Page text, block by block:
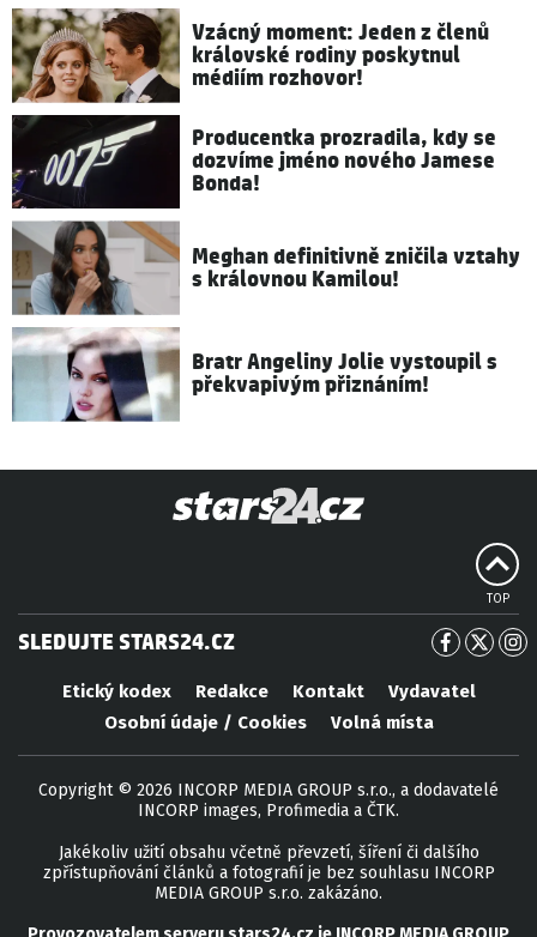
Vzácný moment: Jeden z členů
královské rodiny poskytnul
médiím rozhovor!
Producentka prozradila, kdy se
dozvíme jméno nového Jamese
Bonda!
Meghan definitivně zničila vztahy
s královnou Kamilou!
Bratr Angeliny Jolie vystoupil s
překvapivým přiznáním!
TOP
SLEDUJTE STARS24.CZ
Etický kodex Redakce Kontakt
Vydavatel
Osobní údaje / Cookies
Volná místa
Copyright © 2026 INCORP MEDIA GROUP s.r.o., a dodavatelé
INCORP images, Profimedia a ČTK.
Jakékoliv užití obsahu včetně převzetí, šíření či dalšího
zpřístupňování článků a fotografií je bez souhlasu INCORP
MEDIA GROUP s.r.o. zakázáno.